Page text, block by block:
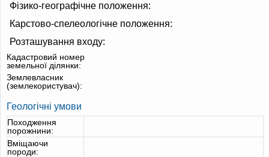
Фізико-географічне положення:
Карстово-спелеологічне положення:
Розташування входу:
Кадастровий номер
земельної ділянки:
Землевласник
(землекористувач):
Геологічні умови
Походження
порожнини:
Вміщаючи
породи: